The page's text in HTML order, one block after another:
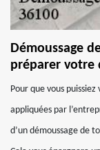
Démoussage
préparer votre
Pour que vous
appliquées par
d’un démoussage de